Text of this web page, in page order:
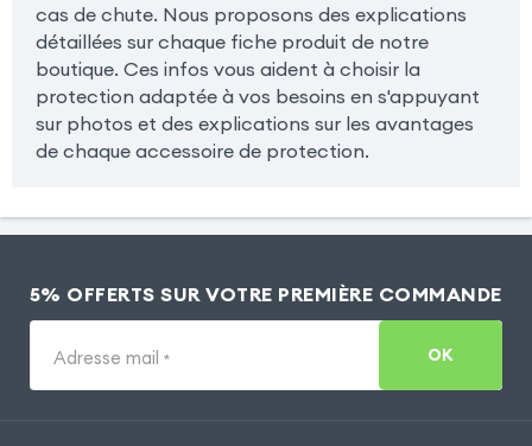
cas de chute. Nous proposons des explications
détaillées sur chaque fiche produit de notre
boutique. Ces infos vous aident à choisir la
protection adaptée à vos besoins en s'appuyant
sur photos et des explications sur les avantages
de chaque accessoire de protection.
5% OFFERTS SUR VOTRE PREMIÈRE COMMANDE
Adresse mail * OK